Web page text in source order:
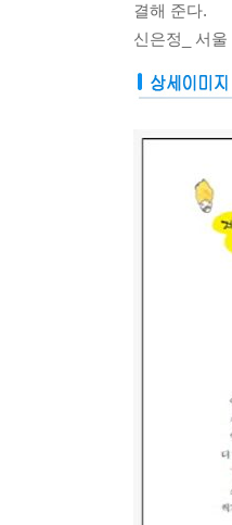
결해 준다.
신은정_ 서